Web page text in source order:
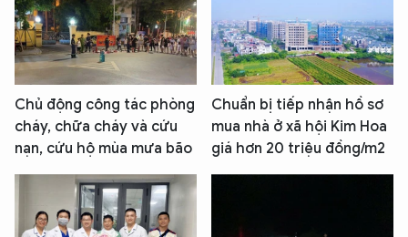
Chủ động công tác phòng
cháy, chữa cháy và cứu
nạn, cứu hộ mùa mưa bão
Chuẩn bị tiếp nhận hồ sơ
mua nhà ở xã hội Kim Hoa
giá hơn 20 triệu đồng/m2